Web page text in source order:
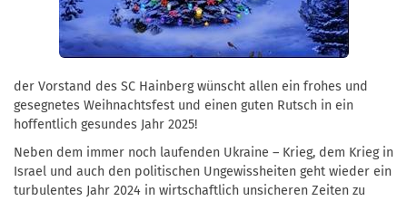
der Vorstand des SC Hainberg wünscht allen ein frohes und
gesegnetes Weihnachtsfest und einen guten Rutsch in ein
hoffentlich gesundes Jahr 2025!
Neben dem immer noch laufenden Ukraine – Krieg, dem Krieg in
Israel und auch den politischen Ungewissheiten geht wieder ein
turbulentes Jahr 2024 in wirtschaftlich unsicheren Zeiten zu